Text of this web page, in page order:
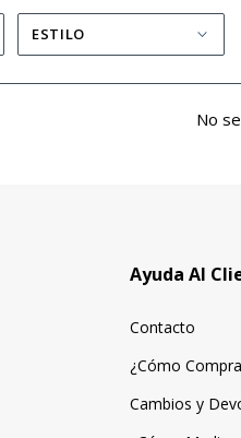
ESTILO
No
Ayuda Al
Contacto
¿Cómo
Cambios y